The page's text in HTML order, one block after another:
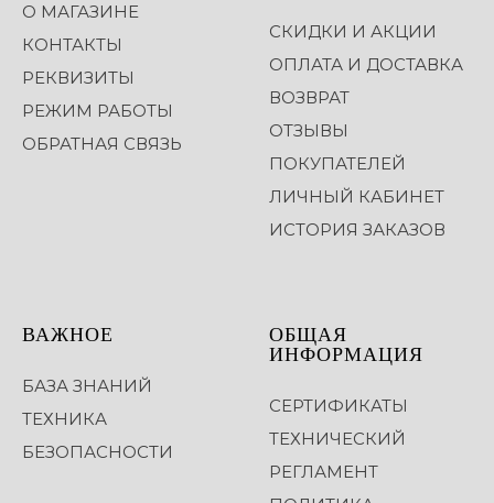
О МАГАЗИНЕ
КОНТАКТЫ
РЕКВИЗИТЫ
РЕЖИМ РАБОТЫ
ОБРАТНАЯ СВЯЗЬ
СКИДКИ И АКЦИИ
ОПЛАТА И ДОСТАВКА
ВОЗВРАТ
ОТЗЫВЫ
ПОКУПАТЕЛЕЙ
ЛИЧНЫЙ КАБИНЕТ
ИСТОРИЯ ЗАКАЗОВ
ВАЖНОЕ
БАЗА ЗНАНИЙ
ТЕХНИКА
БЕЗОПАСНОСТИ
ОБЩАЯ
ИНФОРМАЦИЯ
СЕРТИФИКАТЫ
ТЕХНИЧЕСКИЙ
РЕГЛАМЕНТ